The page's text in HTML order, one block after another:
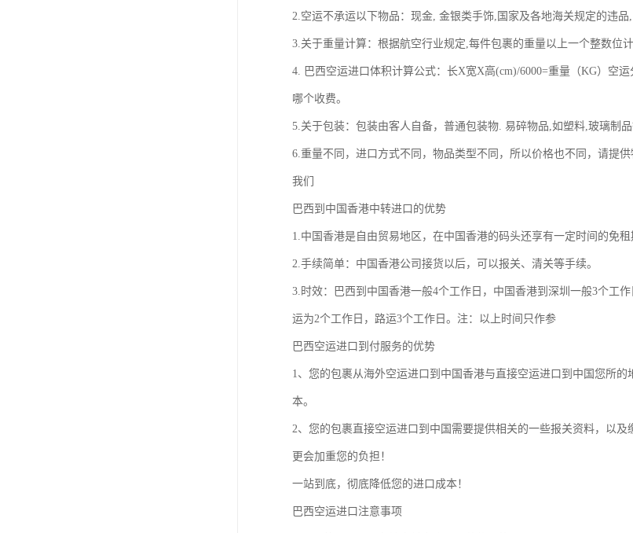
2.空运不承运以下物品：现金, 金银类手饰,国家及各地海关规定的违
3.关于重量计算：根据航空行业规定,每件包裹的重量以上一个整数位
4. 巴西空运进口体积计算公式：长X宽X高(cm)/6000=重量（KG）空
哪个收费。
5.关于包装：包装由客人自备，普通包装物. 易碎物品,如塑料,玻璃制品
6.重量不同，进口方式不同，物品类型不同，所以价格也不同，请提
我们
巴西到中国香港中转进口的优势
1.中国香港是自由贸易地区，在中国香港的码头还享有一定时间的免
2.手续简单：中国香港公司接货以后，可以报关、清关等手续。
3.时效：巴西到中国香港一般4个工作日，中国香港到深圳一般3个工
运为2个工作日，路运3个工作日。注：以上时间只作参
巴西空运进口到付服务的优势
1、您的包裹从海外空运进口到中国香港与直接空运进口到中国您所
本。
2、您的包裹直接空运进口到中国需要提供相关的一些报关资料，以
更会加重您的负担！
一站到底，彻底降低您的进口成本！
巴西空运进口注意事项